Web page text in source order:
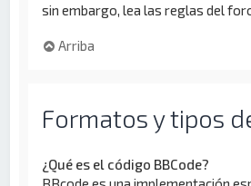
sin embargo, lea las reglas del
Arriba
Formatos y tipos
¿Qué es el código BBCode?